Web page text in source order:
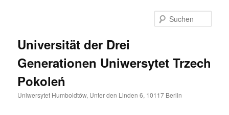
Universität der Drei
Generationen Uniwersytet Trzech
Pokoleń
Uniwersytet Humboldtów, Unter den Linden 6, 10117 Berlin